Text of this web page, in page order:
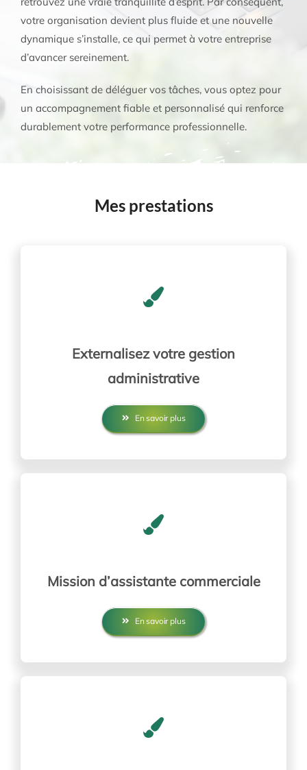
votre organisation devient plus fluide et une nouvelle
dynamique s’installe, ce qui permet à votre entreprise
d’avancer sereinement.
En choisissant de déléguer vos tâches, vous optez pour
un accompagnement fiable et personnalisé qui renforce
durablement votre performance professionnelle.
Mes prestations
Externalisez votre gestion
administrative
En savoir plus
Mission d’assistante commerciale
En savoir plus